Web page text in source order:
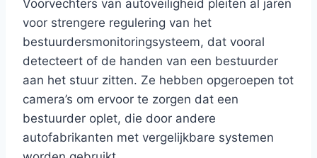
Voorvechters van autoveiligheid pleiten al jaren
voor strengere regulering van het
bestuurdersmonitoringsysteem, dat vooral
detecteert of de handen van een bestuurder
aan het stuur zitten. Ze hebben opgeroepen tot
camera’s om ervoor te zorgen dat een
bestuurder oplet, die door andere
autofabrikanten met vergelijkbare systemen